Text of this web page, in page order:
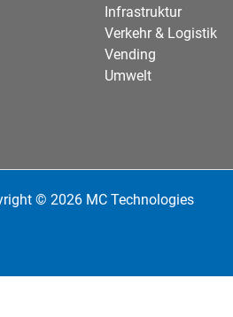
Infrastruktur
Verkehr & Logistik
Vending
Umwelt
© 2026 MC Technologies